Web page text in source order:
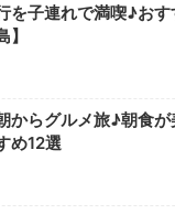
行雑誌などを集めた
べものをしたり、
を子連れで満喫♪お
からグルメ旅♪朝食
め12選